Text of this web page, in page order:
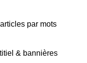
par mots
& bannières